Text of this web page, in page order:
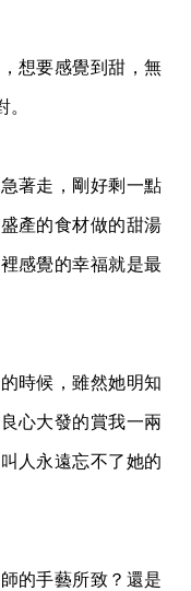
想要感覺到甜，無
。
著走，剛好剩一點
產的食材做的甜湯
感覺的幸福就是最
時候，雖然她明知
心大發的賞我一兩
人永遠忘不了她的
的手藝所致？還是